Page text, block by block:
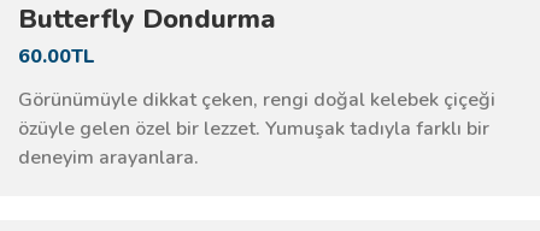
Butterfly Dondurma
60.00TL
Görünümüyle dikkat çeken, rengi doğal kelebek çiçeği
özüyle gelen özel bir lezzet. Yumuşak tadıyla farklı bir
deneyim arayanlara.